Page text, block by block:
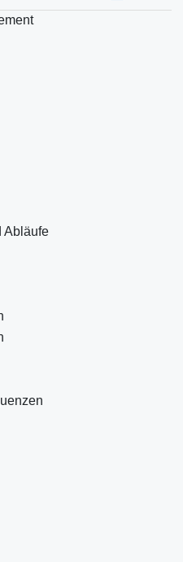
Abläufe